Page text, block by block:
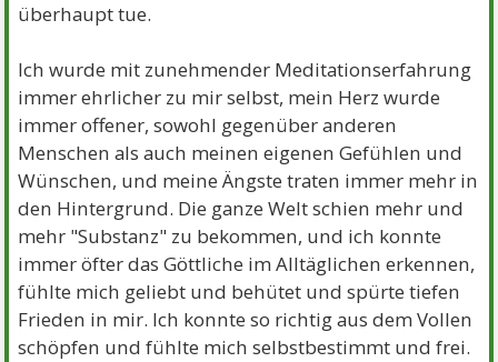
überhaupt tue.
Ich wurde mit zunehmender Meditationserfahrung
immer ehrlicher zu mir selbst, mein Herz wurde
immer offener, sowohl gegenüber anderen
Menschen als auch meinen eigenen Gefühlen und
Wünschen, und meine Ängste traten immer mehr in
den Hintergrund. Die ganze Welt schien mehr und
mehr "Substanz" zu bekommen, und ich konnte
immer öfter das Göttliche im Alltäglichen erkennen,
fühlte mich geliebt und behütet und spürte tiefen
Frieden in mir. Ich konnte so richtig aus dem Vollen
schöpfen und fühlte mich selbstbestimmt und frei.